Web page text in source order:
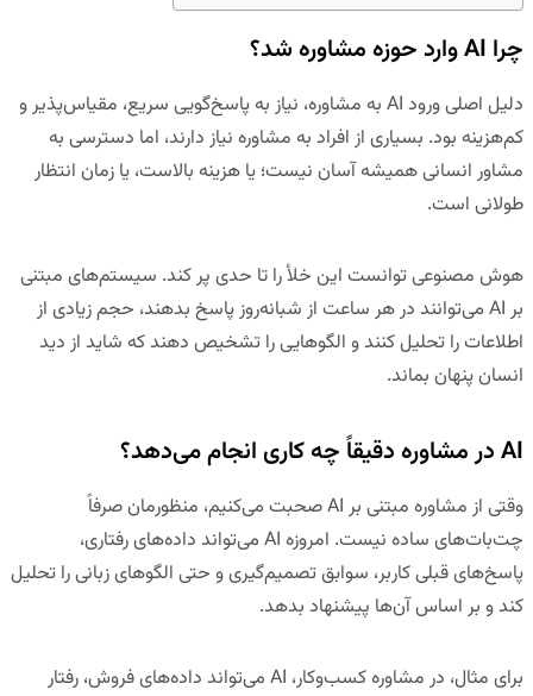
چرا AI وارد حوزه مشاوره شد؟
دلیل اصلی ورود AI به مشاوره،
نیاز به پاسخ‌گویی سریع، مقیاس‌پذیر و
کم‌هزینه بود. بسیاری از افراد به مشاوره نیاز دارند، اما دسترسی به
مشاور انسانی همیشه آسان نیست؛ یا هزینه بالاست، یا زمان انتظار
طولانی است.
هوش مصنوعی توانست این خلأ را تا حدی پر کند. سیستم‌های مبتنی
بر AI می‌توانند در هر ساعت از شبانه‌روز پاسخ بدهند، حجم زیادی از
اطلاعات را تحلیل کنند و الگوهایی را تشخیص دهند که شاید از دید
انسان پنهان بماند.
AI در مشاوره دقیقاً چه کاری انجام می‌دهد؟
وقتی از مشاوره مبتنی بر AI صحبت می‌کنیم، منظورمان صرفاً
چت‌بات‌های ساده نیست. امروزه AI می‌تواند داده‌های رفتاری،
پاسخ‌های قبلی کاربر، سوابق تصمیم‌گیری و حتی الگوهای زبانی را تحلیل
کند و بر اساس آن‌ها پیشنهاد بدهد.
برای مثال، در مشاوره کسب‌وکار، AI می‌تواند داده‌های فروش، رفتار